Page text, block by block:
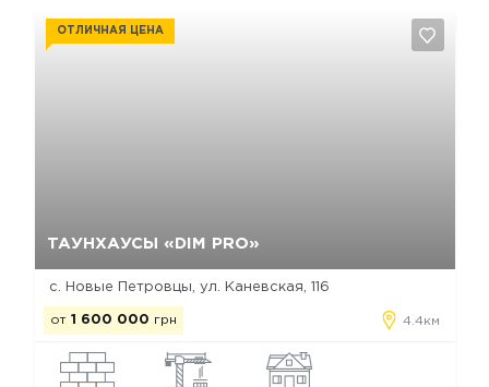
ТАУНХАУСЫ «DIM PRO»
ОТЛИЧНАЯ ЦЕНА
с. Новые Петровцы, ул. Каневская, 116
от 1 600 000 грн 4.4км